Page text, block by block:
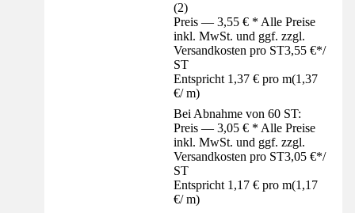
(2)
Preis — 3,55 € * Alle Preise
inkl. MwSt. und ggf. zzgl.
Versandkosten pro ST3,55 €*/
ST
Entspricht 1,37 € pro m(1,37
€/ m)
Bei Abnahme von 60 ST:
Preis — 3,05 € * Alle Preise
inkl. MwSt. und ggf. zzgl.
Versandkosten pro ST3,05 €*/
ST
Entspricht 1,17 € pro m(1,17
€/ m)